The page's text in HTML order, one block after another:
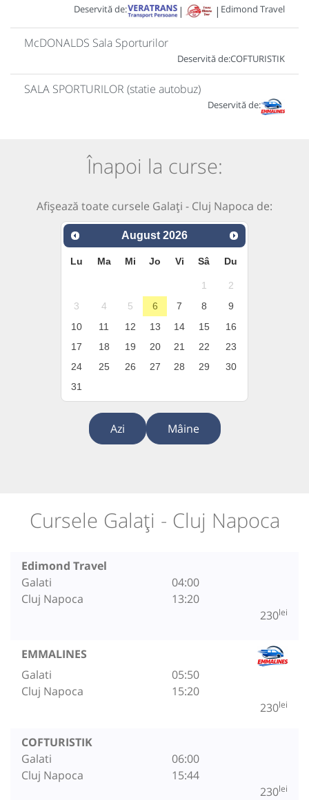
Deservită de: | | Edimond Travel
McDONALDS Sala Sporturilor
Deservită de:COFTURISTIK
SALA SPORTURILOR (statie autobuz)
Deservită de:
Înapoi la curse:
Afișează toate cursele Galați - Cluj Napoca de:
August 2026
Lu Ma Mi Jo Vi Sâ Du
1
2
3
4 5 6 7 8
9
10
11 12 13 14 15
16
17
18 19 20 21 22
23
24
25 26 27 28 29
30
31
Azi Mâine
Cursele Galați - Cluj Napoca
Edimond Travel
Galati
Cluj Napoca
04:00
13:20
230lei
EMMALINES
Galati
Cluj Napoca
05:50
15:20
230lei
COFTURISTIK
Galati
Cluj Napoca
06:00
15:44
230lei